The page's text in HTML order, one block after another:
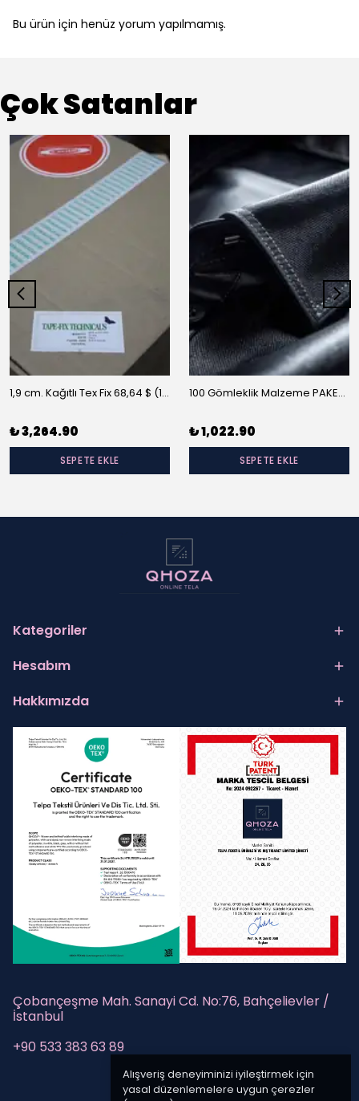
Alışveriş deneyiminizi iyileştirmek için
yasal düzenlemelere uygun çerezler
Bu ürün için henüz yorum yapılmamış.
Çok Satanlar
1,9 cm. Kağıtlı Tex Fix 68,64 $ (10 m/rulo)
₺ 3,264.90
SEPETE EKLE
100 Gömleklik Malzeme PAKET-A
₺ 1,022.90
SEPETE EKLE
Kategoriler
Hesabım
Hakkımızda
Çobançeşme Mah. Sanayi Cd. No:76, Bahçelievler /
İstanbul
+90 533 383 63 89